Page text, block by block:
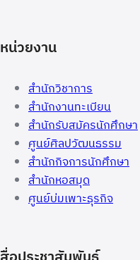
หน่วยงาน
สำนักวิชาการ
สำนักงานทะเบียน
สำนักรับสมัครนักศึกษา
ศูนย์ศิลปวัฒนธรรม
สำนักกิจการนักศึกษา
สำนักหอสมุด
ศูนย์บ่มเพาะธุรกิจ